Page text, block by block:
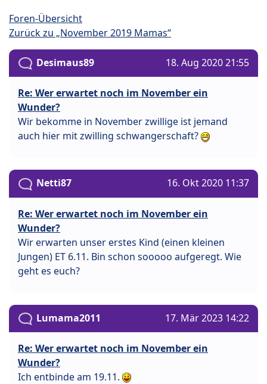
Foren-Übersicht
Zurück zu „November 2019 Mamas“
Desimaus89 18. Aug 2020 21:55
Re: Wer erwartet noch im November ein
Wunder?
Wir bekomme in November zwillige ist jemand
auch hier mit zwilling schwangerschaft?
Netti87 16. Okt 2020 11:37
Re: Wer erwartet noch im November ein
Wunder?
Wir erwarten unser erstes Kind (einen kleinen
Jungen) ET 6.11. Bin schon sooooo aufgeregt. Wie
geht es euch?
Lumama2011 17. Mär 2023 14:22
Re: Wer erwartet noch im November ein
Wunder?
Ich entbinde am 19.11.